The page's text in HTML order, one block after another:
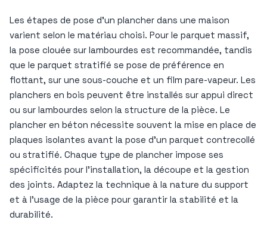
Les étapes de pose d’un plancher dans une maison
varient selon le matériau choisi. Pour le parquet massif,
la pose clouée sur lambourdes est recommandée, tandis
que le parquet stratifié se pose de préférence en
flottant, sur une sous-couche et un film pare-vapeur. Les
planchers en bois peuvent être installés sur appui direct
ou sur lambourdes selon la structure de la pièce. Le
plancher en béton nécessite souvent la mise en place de
plaques isolantes avant la pose d’un parquet contrecollé
ou stratifié. Chaque type de plancher impose ses
spécificités pour l’installation, la découpe et la gestion
des joints. Adaptez la technique à la nature du support
et à l’usage de la pièce pour garantir la stabilité et la
durabilité.